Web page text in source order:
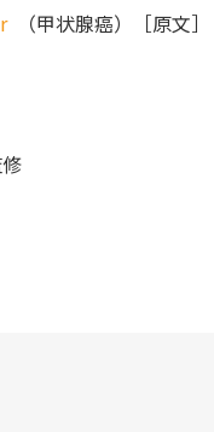
（甲状腺癌）［原文］
修